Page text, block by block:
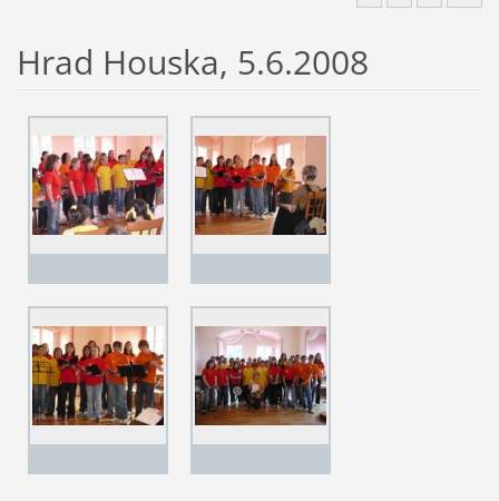
Hrad Houska, 5.6.2008